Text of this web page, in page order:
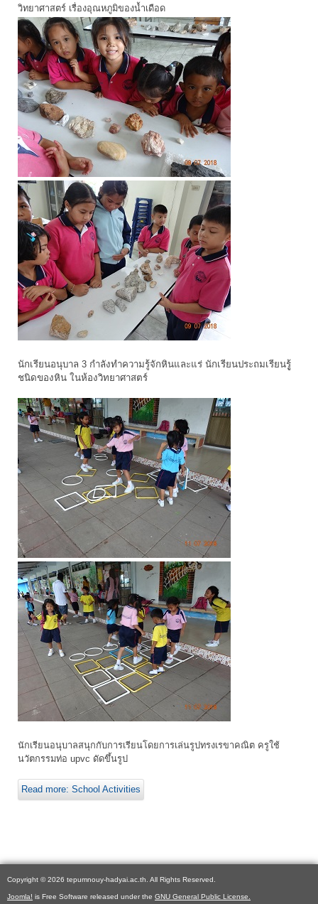
วิทยาศาสตร์ เรื่องอุณหภูมิของน้ำเดือด
นักเรียนอนุบาล 3 กำลังทำความรู้จักหินและแร่ นักเรียนประถมเรียนรูู้
ชนิดของหิน ในห้องวิทยาศาสตร์
นักเรียนอนุบาลสนุกกับการเรียนโดยการเล่นรูปทรงเรขาคณิต ครูใช้
นวัตกรรมท่อ upvc ดัดขึ้นรูป
Read more: School Activities
Copyright © 2026 tepumnouy-hadyai.ac.th. All Rights Reserved.
Joomla! is Free Software released under the GNU General Public License.